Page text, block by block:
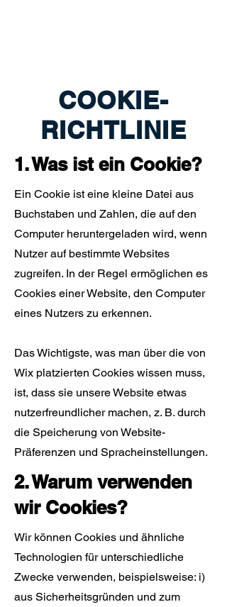
COOKIE-
RICHTLINIE
1. Was ist ein Cookie?
Ein Cookie ist eine kleine Datei aus
Buchstaben und Zahlen, die auf den
Computer heruntergeladen wird, wenn
Nutzer auf bestimmte Websites
zugreifen. In der Regel ermöglichen es
Cookies einer Website, den Computer
eines Nutzers zu erkennen.
Das Wichtigste, was man über die von
Wix platzierten Cookies wissen muss,
ist, dass sie unsere Website etwas
nutzerfreundlicher machen, z. B. durch
die Speicherung von Website-
Präferenzen und Spracheinstellungen.
2. Warum verwenden
wir Cookies?
Wir können Cookies und ähnliche
Technologien für unterschiedliche
Zwecke verwenden, beispielsweise: i)
aus Sicherheitsgründen und zum